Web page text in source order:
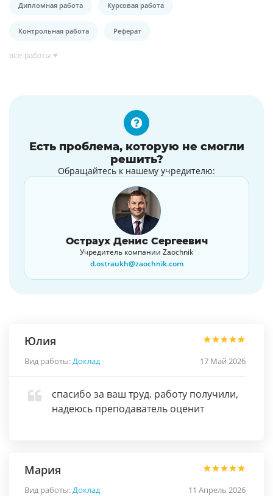
Дипломная работа Курсовая работа
Контрольная работа Реферат
все работы
Есть проблема, которую не смогли
решить?
Обращайтесь к нашему учредителю:
Остраух Денис Сергеевич
Учредитель компании Zaochnik
d.ostraukh@zaochnik.com
Юлия
Вид работы:Доклад 17 Май 2026
спасибо за ваш труд. работу получили,
надеюсь преподаватель оценит
Мария
Вид работы:Доклад 11 Апрель 2026